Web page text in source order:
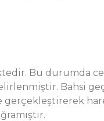
Bu durumda
Bahsi
gerçekleştirerek